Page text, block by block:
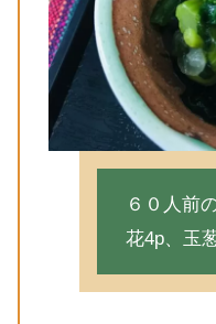
６０人前
花4p、玉